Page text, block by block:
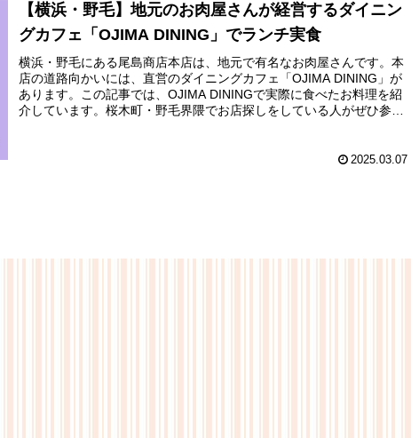
【横浜・野毛】地元のお肉屋さんが経営するダイニン
グカフェ「OJIMA DINING」でランチ実食
横浜・野毛にある尾島商店本店は、地元で有名なお肉屋さんです。本
店の道路向かいには、直営のダイニングカフェ「OJIMA DINING」が
あります。この記事では、OJIMA DININGで実際に食べたお料理を紹
介しています。桜木町・野毛界隈でお店探しをしている人がぜひ参考
2025.03.07